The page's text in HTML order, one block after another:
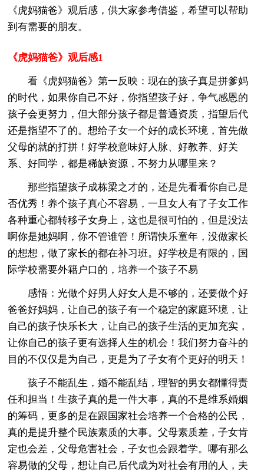
《虎妈猫爸》观后感，供大家参考借鉴，希望可以帮助
到有需要的朋友。
《虎妈猫爸》观后感1
看《虎妈猫爸》第一反映：现在的孩子真是拼爹妈
的时代，如果你自己不好，你指望孩子好，争气感恩的
孩子会更努力，但大部分孩子都是普通资质，指望后代
还是指望不了的。想给子女一个好的成长环境，首先做
父母的就的打拼！好学校意味好人脉、好教养、好关
系、好同学，都是稀缺资源，不努力从哪里来？
那些指望孩子成栋梁之才的，还是先看看你自己是
否优秀！养个孩子真心不容易，一旦女人有了子女工作
各种重心都转移子女身上，这也是很可怕的，但是没法
啊你是她妈啊，你不管谁管！所谓快乐童年，没做家长
的想想，做了家长的都在补习班。好学校是有限的，国
际学校需要外籍户口的，培养一个孩子不易
感悟：光做个好男人好女人是不够的，还要做个好
爸爸好妈妈，让自己的孩子有一个稳定的家庭环境，让
自己的孩子快乐长大，让自己的孩子生活的更加充实，
让你自己的孩子更有选择人生的机会！我们努力奋斗的
目的不仅仅是为自己，更是为了子女有个更好的明天！
孩子不能乱生，婚不能乱结，理智的男女都懂得责
任和担当！生孩子真的是一件大事，真的不是维系婚姻
的筹码，更多的是在跟国家社会培养一个合格的公民，
真的是提升整个民族素质的大事。父母素质差，子女肯
定也会差，父母危害社会，子女也会跟着学。哪有那么
容易做的父母，想让自己后代成为对社会有用的人，夫